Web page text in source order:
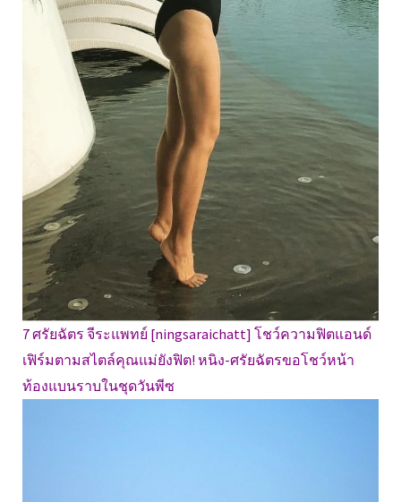
7 ศรัยฉัตร จีระแพทย์ [ningsaraichatt] โชว์ความฟิตแอนด์
เฟิร์มตามสไตล์คุณแม่ยังฟิต! หนิง-ศรัยฉัตรขอโชว์หน้า
ท้องแบนราบในชุดวันพีซ